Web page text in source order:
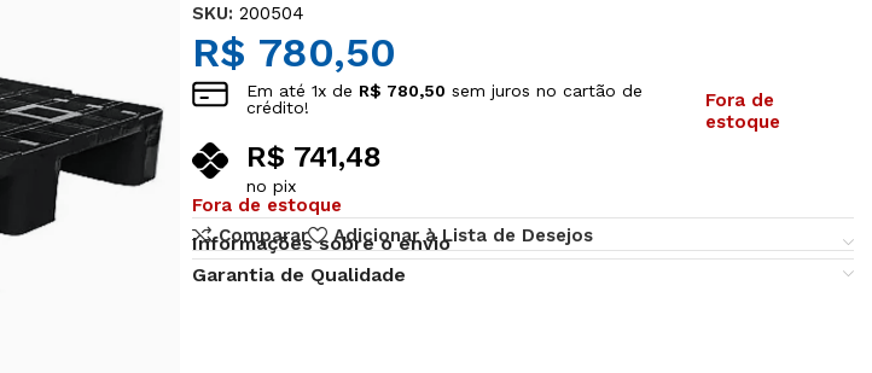
SKU:200504
R$ 780,50
Em até1x de R$ 780,50 sem juros no cartão de
crédito!
R$ 741,48
no pix
Fora de
estoque
Fora de estoque
Comparar
Adicionar à Lista de Desejos
Informações sobre o envio
Garantia de Qualidade